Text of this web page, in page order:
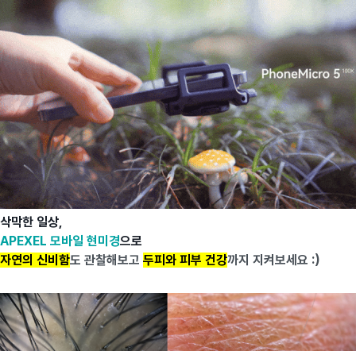
삭막한 일상,
APEXEL 모바일 현미경으로
자연의 신비함도 관찰해보고 두피와 피부 건강까지 지켜보세요 :)